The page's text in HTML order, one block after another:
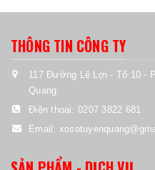
THÔNG TIN CÔNG TY
117 Đường Lê Lợi - Tổ 10 -
Quang
Điện thoại: 0207 3822 681
Email: